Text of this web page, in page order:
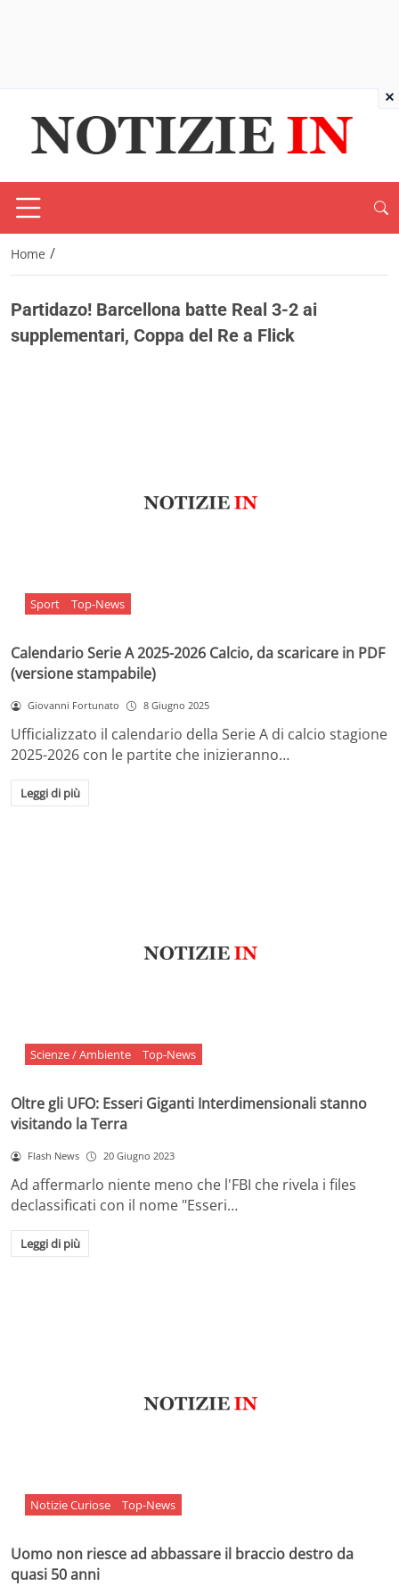
Home /
Partidazo! Barcellona batte Real 3-2 ai
supplementari, Coppa del Re a Flick
Sport Top-News
Calendario Serie A 2025-2026 Calcio, da scaricare in PDF
(versione stampabile)
Giovanni Fortunato 8 Giugno 2025
Ufficializzato il calendario della Serie A di calcio stagione
2025-2026 con le partite che inizieranno…
Leggi di più
Scienze / Ambiente Top-News
Oltre gli UFO: Esseri Giganti Interdimensionali stanno
visitando la Terra
Flash News 20 Giugno 2023
Ad affermarlo niente meno che l'FBI che rivela i files
declassificati con il nome "Esseri…
Leggi di più
Notizie Curiose Top-News
Uomo non riesce ad abbassare il braccio destro da
quasi 50 anni
×